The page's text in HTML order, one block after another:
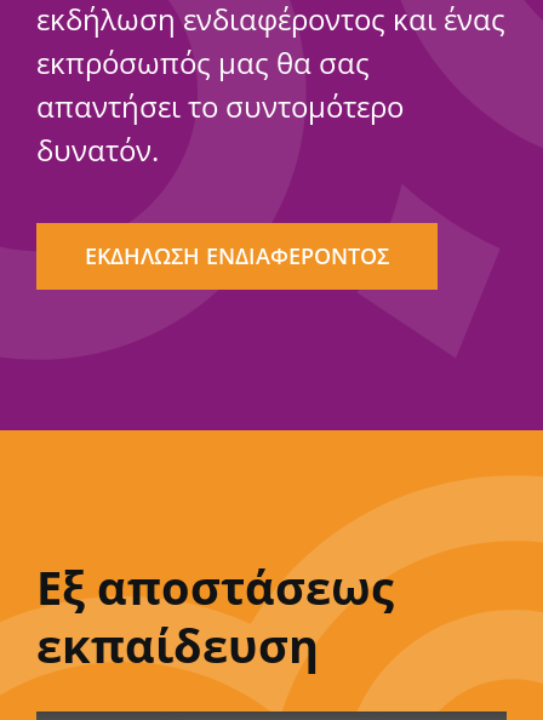
εκδήλωση ενδιαφέροντος και ένας
εκπρόσωπός μας θα σας
απαντήσει το συντομότερο
δυνατόν.
ΕΚΔΗΛΩΣΗ ΕΝΔΙΑΦΕΡΟΝΤΟΣ
Εξ αποστάσεως
εκπαίδευση